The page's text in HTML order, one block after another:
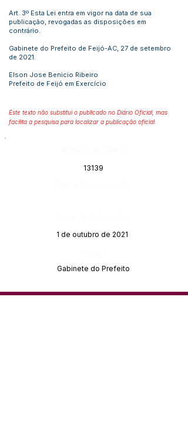
Art. 3º Esta Lei entra em vigor na data de sua
publicação, revogadas as disposições em
contrário.
Gabinete do Prefeito de Feijó-AC, 27 de setembro
de 2021.
Elson Jose Benicio Ribeiro
Prefeito de Feijó em Exercício
Este texto não substitui o publicado no Diário Oficial, mas
facilita a pesquisa para localizar a publicação oficial.
13139
1 de outubro de 2021
Gabinete do Prefeito